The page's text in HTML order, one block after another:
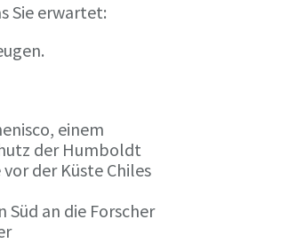
Sie erwartet:
einem
der Humboldt
der Küste Chiles
an die Forscher